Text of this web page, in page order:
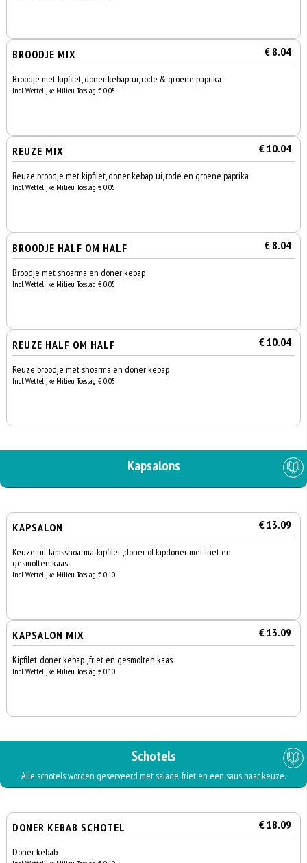
BROODJE MIX € 8.04
Broodje met kipfilet, doner kebap, ui, rode & groene paprika
Incl. Wettelijke Milieu Toeslag € 0,05
REUZE MIX € 10.04
Reuze broodje met kipfilet, doner kebap, ui, rode en groene paprika
Incl. Wettelijke Milieu Toeslag € 0,05
BROODJE HALF OM HALF € 8.04
Broodje met shoarma en doner kebap
Incl. Wettelijke Milieu Toeslag € 0,05
REUZE HALF OM HALF € 10.04
Reuze broodje met shoarma en doner kebap
Incl. Wettelijke Milieu Toeslag € 0,05
Kapsalons
KAPSALON € 13.09
Keuze uit lamsshoarma, kipfilet ,doner of kipdöner met friet en
gesmolten kaas
Incl. Wettelijke Milieu Toeslag € 0,10
KAPSALON MIX € 13.09
Kipfilet, doner kebap , friet en gesmolten kaas
Incl. Wettelijke Milieu Toeslag € 0,10
Schotels
Alle schotels worden geserveerd met salade, friet en een saus naar keuze.
DONER KEBAB SCHOTEL € 18.09
Döner kebab